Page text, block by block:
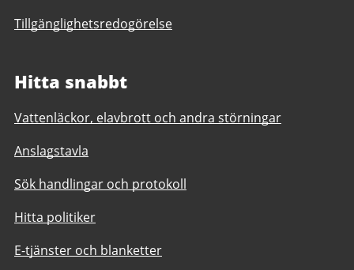
Tillgänglighetsredogörelse
Hitta snabbt
Vattenläckor, elavbrott och andra störningar
Anslagstavla
Sök handlingar och protokoll
Hitta politiker
E-tjänster och blanketter